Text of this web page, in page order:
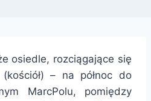
osiedle, rozciągające się
– na północ do
MarcPolu, pomiędzy